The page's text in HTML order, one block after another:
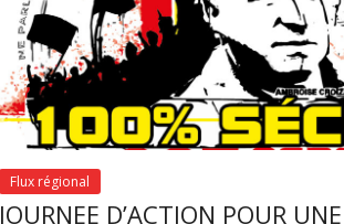
Flux régional
JOURNEE D’ACTION POUR UNE